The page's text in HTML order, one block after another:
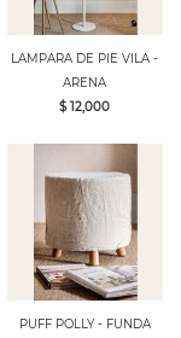
LAMPARA DE PIE VILA -
ARENA
$ 12,000
PUFF POLLY - FUNDA